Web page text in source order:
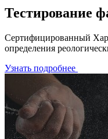
Тестирование
Сертифицированный
определения
Узнать подробнее